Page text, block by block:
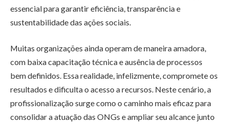
essencial para garantir eficiência, transparência e
sustentabilidade das ações sociais.
Muitas organizações ainda operam de maneira amadora,
com baixa capacitação técnica e ausência de processos
bem definidos. Essa realidade, infelizmente, compromete os
resultados e dificulta o acesso a recursos. Neste cenário, a
profissionalização surge como o caminho mais eficaz para
consolidar a atuação das ONGs e ampliar seu alcance junto